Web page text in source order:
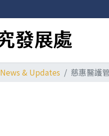
News & Updates 慈惠醫護